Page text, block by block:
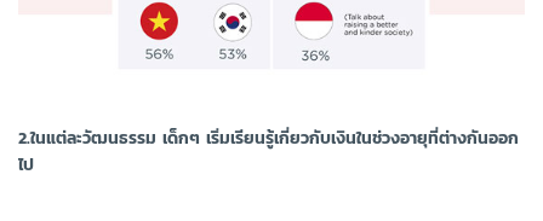
2.ในแต่ละวัฒนธรรม เด็กๆ เริ่มเรียนรู้เกี่ยวกับเงินในช่วงอายุที่ต่างกันออก
ไป